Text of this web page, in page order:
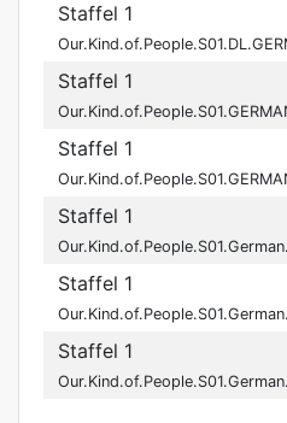
Staffel 1
Staffel 1
Staffel 1
Staffel 1
Staffel 1
Staffel 1